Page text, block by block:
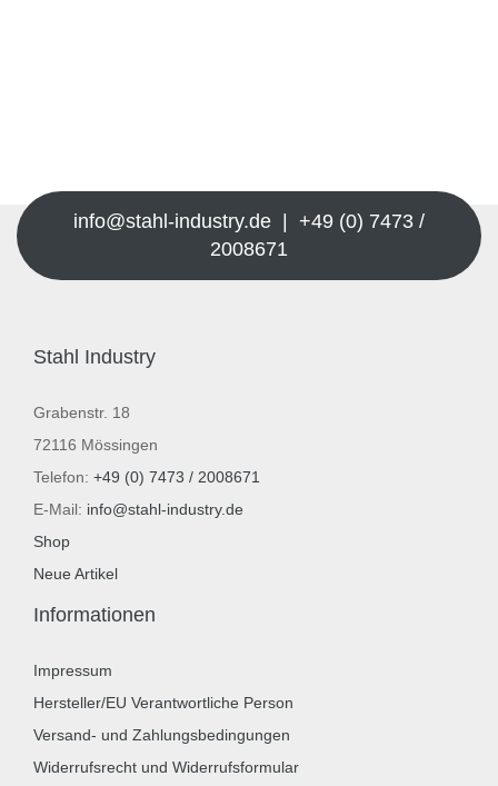
info@stahl-industry.de | +49 (0) 7473 /
2008671
Stahl Industry
Grabenstr. 18
72116 Mössingen
Telefon: +49 (0) 7473 / 2008671
E-Mail: info@stahl-industry.de
Shop
Neue Artikel
Informationen
Impressum
Hersteller/EU Verantwortliche Person
Versand- und Zahlungsbedingungen
Widerrufsrecht und Widerrufsformular